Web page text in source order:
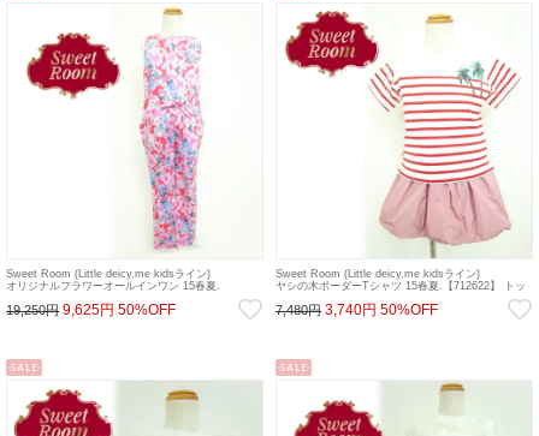
Sweet Room (Little deicy,me kidsライン)
オリジナルフラワーオールインワン 15春夏.
19,250円 9,625円 50%OFF
Sweet Room (Little deicy,me kidsライン)
ヤシの木ボーダーTシャツ 15春夏.【712622】 トッ
7,480円 3,740円 50%OFF
SALE SALE